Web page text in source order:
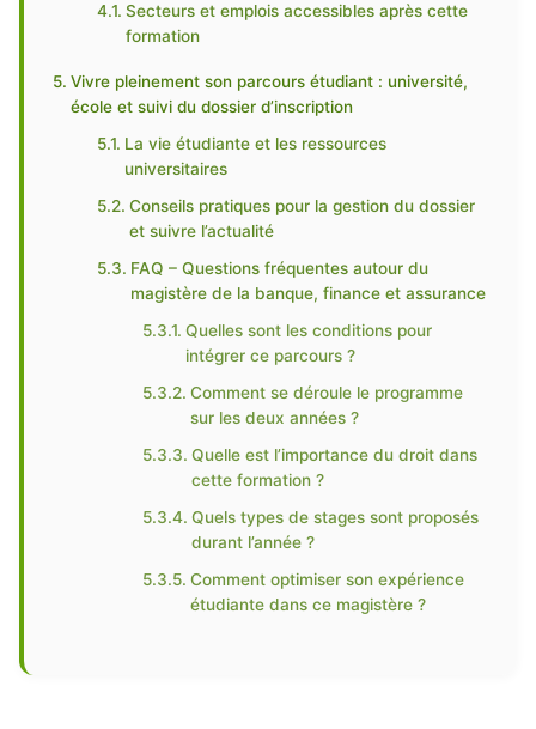
Secteurs et emplois accessibles après cette
formation
Vivre pleinement son parcours étudiant : université,
école et suivi du dossier d’inscription
La vie étudiante et les ressources
universitaires
Conseils pratiques pour la gestion du dossier
et suivre l’actualité
FAQ – Questions fréquentes autour du
magistère de la banque, finance et assurance
Quelles sont les conditions pour
intégrer ce parcours ?
Comment se déroule le programme
sur les deux années ?
Quelle est l’importance du droit dans
cette formation ?
Quels types de stages sont proposés
durant l’année ?
Comment optimiser son expérience
étudiante dans ce magistère ?